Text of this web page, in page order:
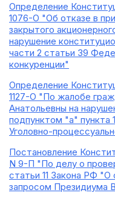
Определение
1076-О "Об отказе в
закрытого
нарушение
части 2 статьи 39
конкуренции"
Определение
1127-О "По жалобе
Анатольевны на
подпунктом "а" пункта
Уголовно-
Постановление
N 9-П "По делу о
статьи 11 Закона РФ
запросом Президиума